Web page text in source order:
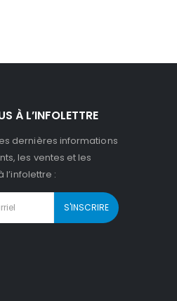
À L’INFOLETTRE
dernières informations
les ventes et les
l’infolettre :